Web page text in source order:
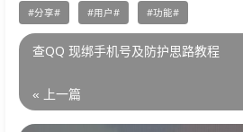
分享 用户 功能
查QQ 现绑手机号及防护思路教程
« 上一篇